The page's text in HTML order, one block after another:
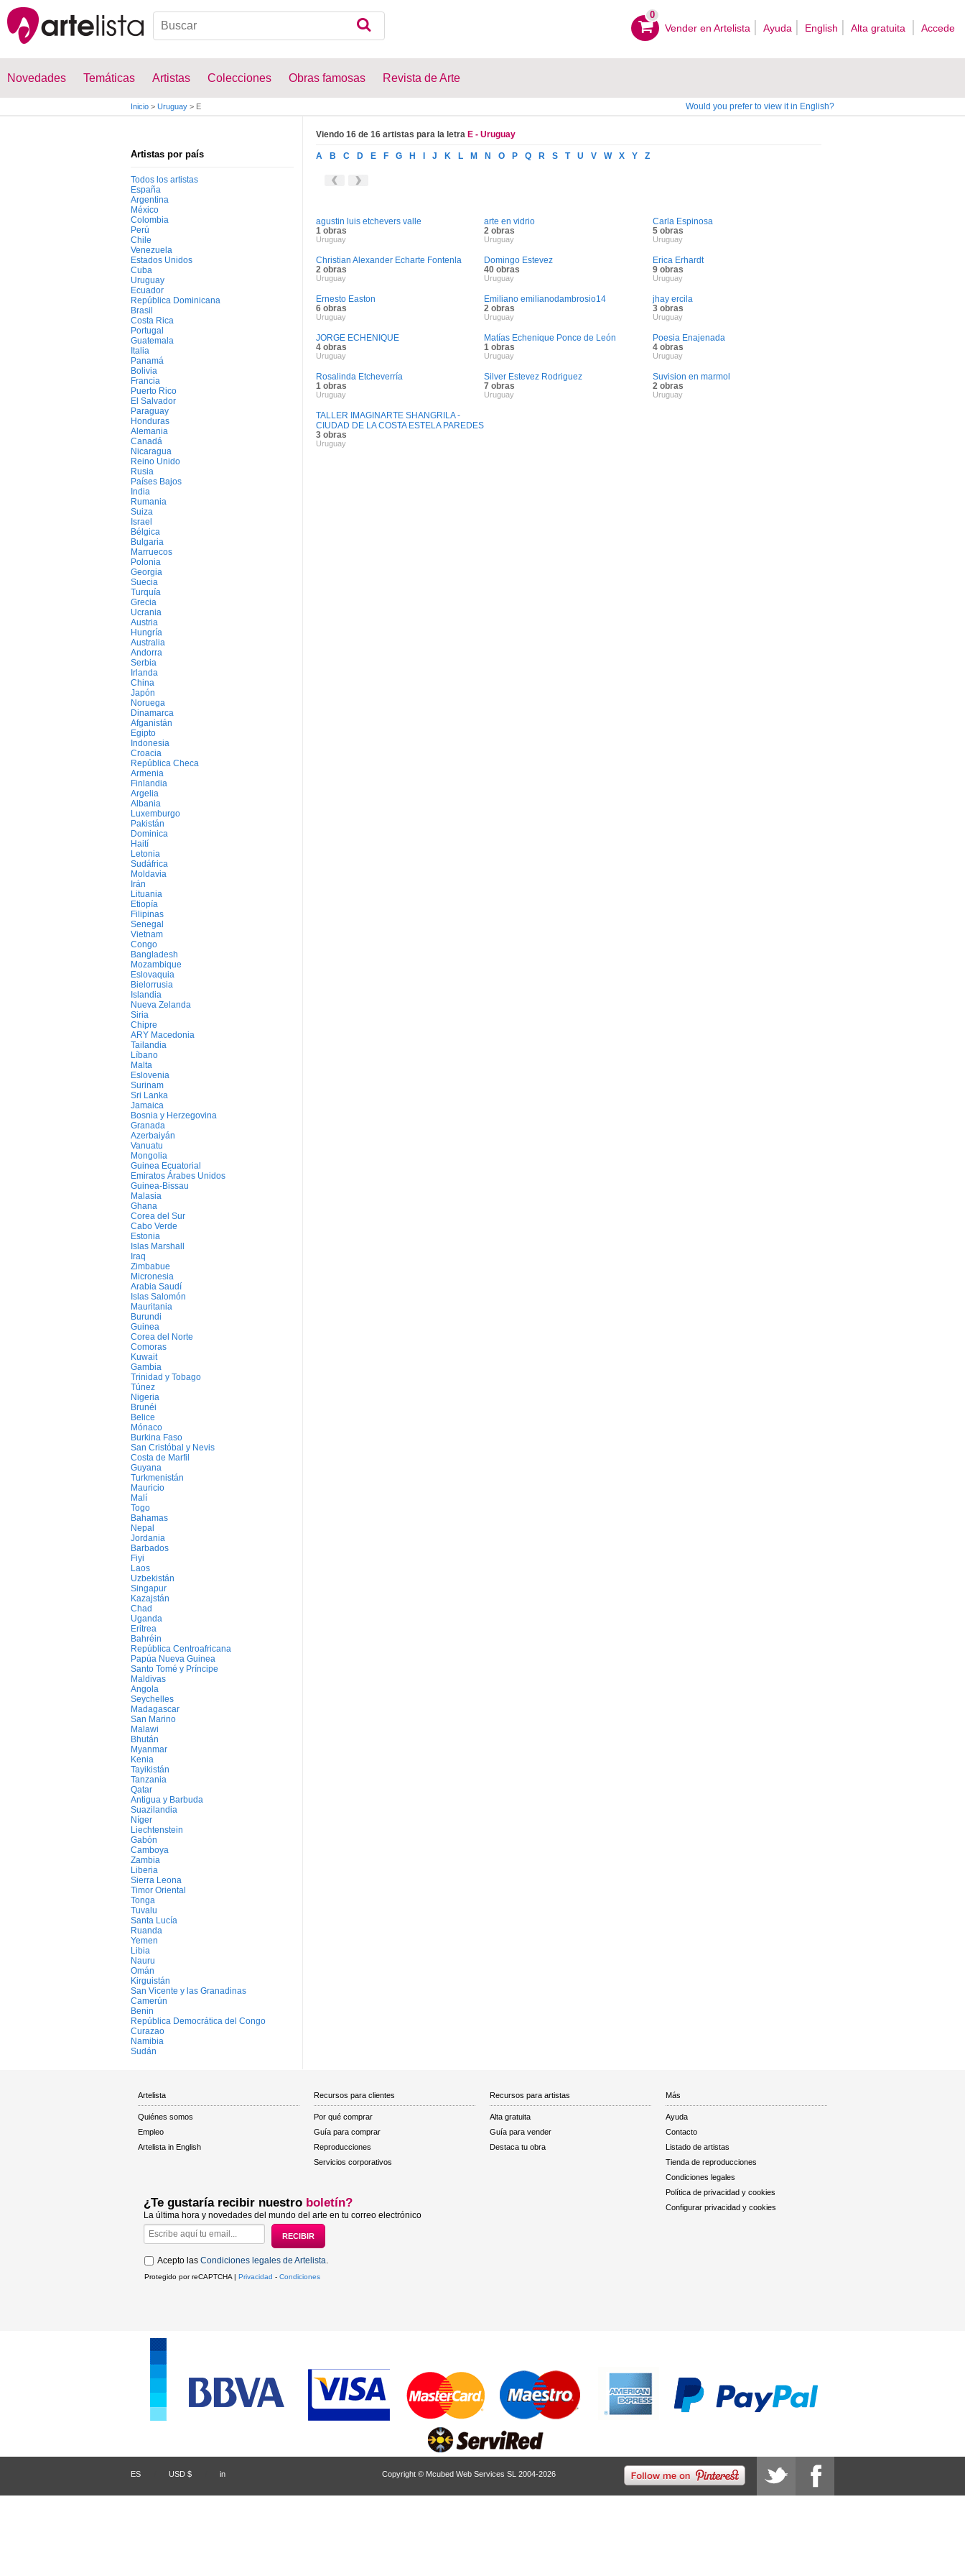
0
Vender en Artelista Ayuda English Alta gratuita Accede
Novedades Temáticas Artistas Colecciones Obras famosas Revista de Arte
Inicio > Uruguay > E Would you prefer to view it in English?
Artistas por país
Todos los artistas
España
Argentina
México
Colombia
Perú
Chile
Venezuela
Estados Unidos
Cuba
Uruguay
Ecuador
República Dominicana
Brasil
Costa Rica
Portugal
Guatemala
Italia
Panamá
Bolivia
Francia
Puerto Rico
El Salvador
Paraguay
Honduras
Alemania
Canadá
Nicaragua
Reino Unido
Rusia
Países Bajos
India
Rumania
Suiza
Israel
Bélgica
Bulgaria
Marruecos
Polonia
Georgia
Suecia
Turquía
Grecia
Ucrania
Austria
Hungría
Australia
Andorra
Serbia
Irlanda
China
Japón
Noruega
Dinamarca
Afganistán
Egipto
Indonesia
Croacia
República Checa
Armenia
Finlandia
Argelia
Albania
Luxemburgo
Pakistán
Dominica
Haití
Letonia
Sudáfrica
Moldavia
Irán
Lituania
Etiopía
Filipinas
Senegal
Vietnam
Congo
Bangladesh
Mozambique
Eslovaquia
Bielorrusia
Islandia
Nueva Zelanda
Siria
Chipre
ARY Macedonia
Tailandia
Líbano
Malta
Eslovenia
Surinam
Sri Lanka
Jamaica
Bosnia y Herzegovina
Granada
Azerbaiyán
Vanuatu
Mongolia
Guinea Ecuatorial
Emiratos Árabes Unidos
Guinea-Bissau
Malasia
Ghana
Corea del Sur
Cabo Verde
Estonia
Islas Marshall
Iraq
Zimbabue
Micronesia
Arabia Saudí
Islas Salomón
Mauritania
Burundi
Guinea
Corea del Norte
Comoras
Kuwait
Gambia
Trinidad y Tobago
Túnez
Nigeria
Brunéi
Belice
Mónaco
Burkina Faso
San Cristóbal y Nevis
Costa de Marfil
Guyana
Turkmenistán
Mauricio
Malí
Togo
Bahamas
Nepal
Jordania
Barbados
Fiyi
Laos
Uzbekistán
Singapur
Kazajstán
Chad
Uganda
Eritrea
Bahréin
República Centroafricana
Papúa Nueva Guinea
Santo Tomé y Príncipe
Maldivas
Angola
Seychelles
Madagascar
San Marino
Malawi
Bhután
Myanmar
Kenia
Tayikistán
Tanzania
Qatar
Antigua y Barbuda
Suazilandia
Níger
Liechtenstein
Gabón
Camboya
Zambia
Liberia
Sierra Leona
Timor Oriental
Tonga
Tuvalu
Santa Lucía
Ruanda
Yemen
Libia
Nauru
Omán
Kirguistán
San Vicente y las Granadinas
Camerún
Benin
República Democrática del Congo
Curazao
Namibia
Sudán
Viendo 16 de 16 artistas para la letra E - Uruguay
A B C D E F G H J K L M N O P Q R S T U V W X Y Z
agustin luis etchevers valle
1 obras
Uruguay
arte en vidrio
2 obras
Uruguay
Carla Espinosa
5 obras
Uruguay
Christian Alexander Echarte Fontenla
2 obras
Uruguay
Domingo Estevez
40 obras
Uruguay
Erica Erhardt
9 obras
Uruguay
Ernesto Easton
6 obras
Uruguay
Emiliano emilianodambrosio14
2 obras
Uruguay
jhay ercila
3 obras
Uruguay
JORGE ECHENIQUE
4 obras
Uruguay
Matías Echenique Ponce de León
1 obras
Uruguay
Poesia Enajenada
4 obras
Uruguay
Rosalinda Etcheverría
1 obras
Uruguay
Silver Estevez Rodriguez
7 obras
Uruguay
Suvision en marmol
2 obras
Uruguay
TALLER IMAGINARTE SHANGRILA -
CIUDAD DE LA COSTA ESTELA PAREDES
3 obras
Uruguay
Artelista
Quiénes somos
Empleo
Artelista in English
Recursos para clientes
Por qué comprar
Guía para comprar
Reproducciones
Servicios corporativos
Recursos para artistas
Alta gratuita
Guía para vender
Destaca tu obra
Más
Ayuda
Contacto
Listado de artistas
Tienda de reproducciones
Condiciones legales
Política de privacidad y cookies
Configurar privacidad y cookies
¿Te gustaría recibir nuestro boletín?
La última hora y novedades del mundo del arte en tu correo electrónico
Acepto las Condiciones legales de Artelista.
Protegido por reCAPTCHA | Privacidad - Condiciones
ES USD $ in Copyright © Mcubed Web Services SL 2004-2026